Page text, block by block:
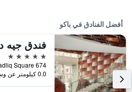
أفضل الفنادق في باكو
5 نجوم
0.0 كيلومتر عن وسط المدينة